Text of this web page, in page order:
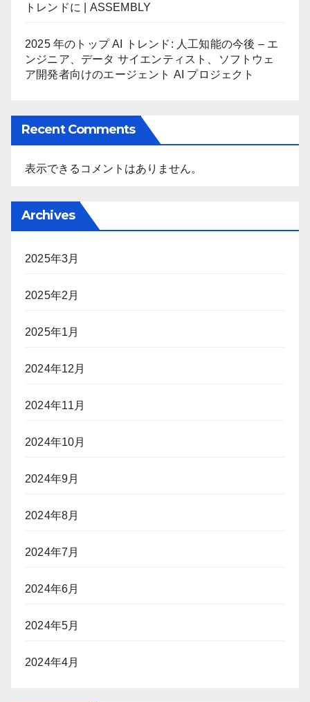
トレンドに | ASSEMBLY
2025 年のトップ AI トレンド: 人工知能の今後 – エ
ンジニア、データ サイエンティスト、ソフトウェ
ア開発者向けのエージェント AI プロジェクト
Recent Comments
表示できるコメントはありません。
Archives
2025年3月
2025年2月
2025年1月
2024年12月
2024年11月
2024年10月
2024年9月
2024年8月
2024年7月
2024年6月
2024年5月
2024年4月